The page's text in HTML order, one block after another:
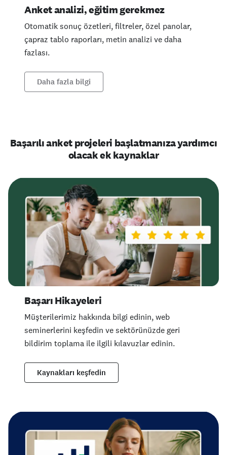
Anket analizi, eğitim gerekmez
Otomatik sonuç özetleri, filtreler, özel panolar,
çapraz tablo raporları, metin analizi ve daha
fazlası.
Daha fazla bilgi
Başarılı anket projeleri başlatmanıza yardımcı
olacak ek kaynaklar
Başarı Hikayeleri
Müşterilerimiz hakkında bilgi edinin, web
seminerlerini keşfedin ve sektörünüzde geri
bildirim toplama ile ilgili kılavuzlar edinin.
Kaynakları keşfedin